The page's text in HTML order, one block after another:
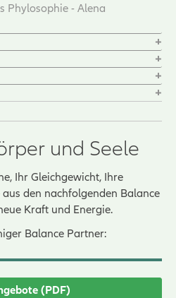
Phylosophie - Alena
und Seele
Ihr Gleichgewicht, Ihre
den nachfolgenden Balance
Kraft und Energie.
Balance Partner:
(PDF)